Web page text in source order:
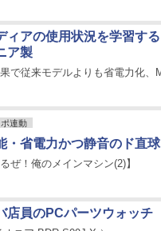
ィアの使用状況を学習す
ア製
で従来モデルよりも省電力化、
連動
・省電力かつ静音のド直球
るぜ！俺のメインマシン(2)】
店員のPCパーツウォッチ